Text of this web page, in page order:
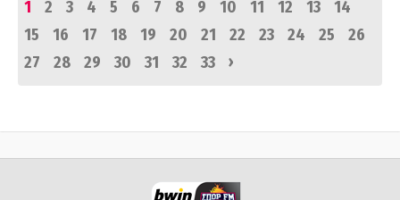
1
2 3 4 5 6 7 8 9 10 11 12 13
14
15
16 17 18 19 20 21 22 23 24 25
26
27
28 29 30 31 32 33 ›